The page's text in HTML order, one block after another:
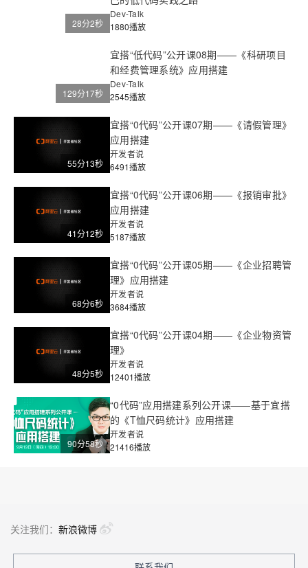
28分2秒
Dev-Talk
1880播放
129分17秒
宜搭“低代码”公开课08期——《科研项目
和经费管理系统》应用搭建
Dev-Talk
2545播放
55分13秒
宜搭“0代码”公开课07期——《请假管理》
应用搭建
开发者说
6491播放
41分12秒
宜搭“0代码”公开课06期——《报销审批》
应用搭建
开发者说
5187播放
68分6秒
宜搭“0代码”公开课05期——《企业招聘管
理》应用搭建
开发者说
3684播放
48分5秒
宜搭“0代码”公开课04期——《企业物资管
理》
开发者说
12401播放
90分58秒
“0代码”应用搭建系列公开课——基于宜搭
的《T恤尺码统计》应用搭建
开发者说
21416播放
关注我们： 新浪微博